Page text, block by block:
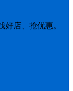
店、抢优惠。